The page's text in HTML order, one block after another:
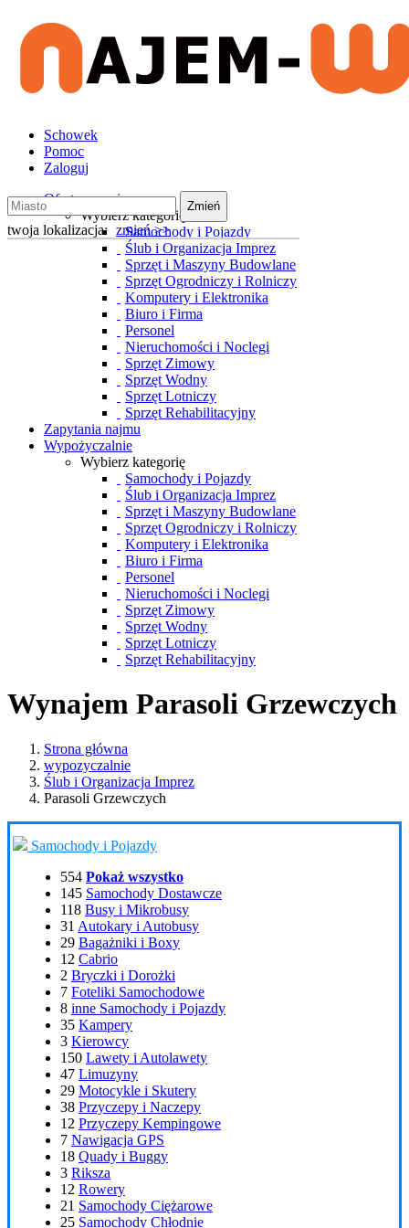
Schowek
Pomoc
Zaloguj
Zmień
twoja lokalizacja: zmień >>
Oferty wynajmu
Wybierz kategorię
Samochody i Pojazdy
Ślub i Organizacja Imprez
Sprzęt i Maszyny Budowlane
Sprzęt Ogrodniczy i Rolniczy
Komputery i Elektronika
Biuro i Firma
Personel
Nieruchomości i Noclegi
Sprzęt Zimowy
Sprzęt Wodny
Sprzęt Lotniczy
Sprzęt Rehabilitacyjny
Zapytania najmu
Wypożyczalnie
Wybierz kategorię
Samochody i Pojazdy
Ślub i Organizacja Imprez
Sprzęt i Maszyny Budowlane
Sprzęt Ogrodniczy i Rolniczy
Komputery i Elektronika
Biuro i Firma
Personel
Nieruchomości i Noclegi
Sprzęt Zimowy
Sprzęt Wodny
Sprzęt Lotniczy
Sprzęt Rehabilitacyjny
Wynajem Parasoli Grzewczych
Strona główna
wypozyczalnie
Ślub i Organizacja Imprez
Parasoli Grzewczych
Samochody i Pojazdy
554 Pokaż wszystko
145 Samochody Dostawcze
118 Busy i Mikrobusy
31 Autokary i Autobusy
29 Bagażniki i Boxy
12 Cabrio
2 Bryczki i Dorożki
7 Foteliki Samochodowe
8 inne Samochody i Pojazdy
35 Kampery
3 Kierowcy
150 Lawety i Autolawety
47 Limuzyny
29 Motocykle i Skutery
38 Przyczepy i Naczepy
12 Przyczepy Kempingowe
7 Nawigacja GPS
18 Quady i Buggy
3 Riksza
12 Rowery
21 Samochody Ciężarowe
25 Samochody Chłodnie